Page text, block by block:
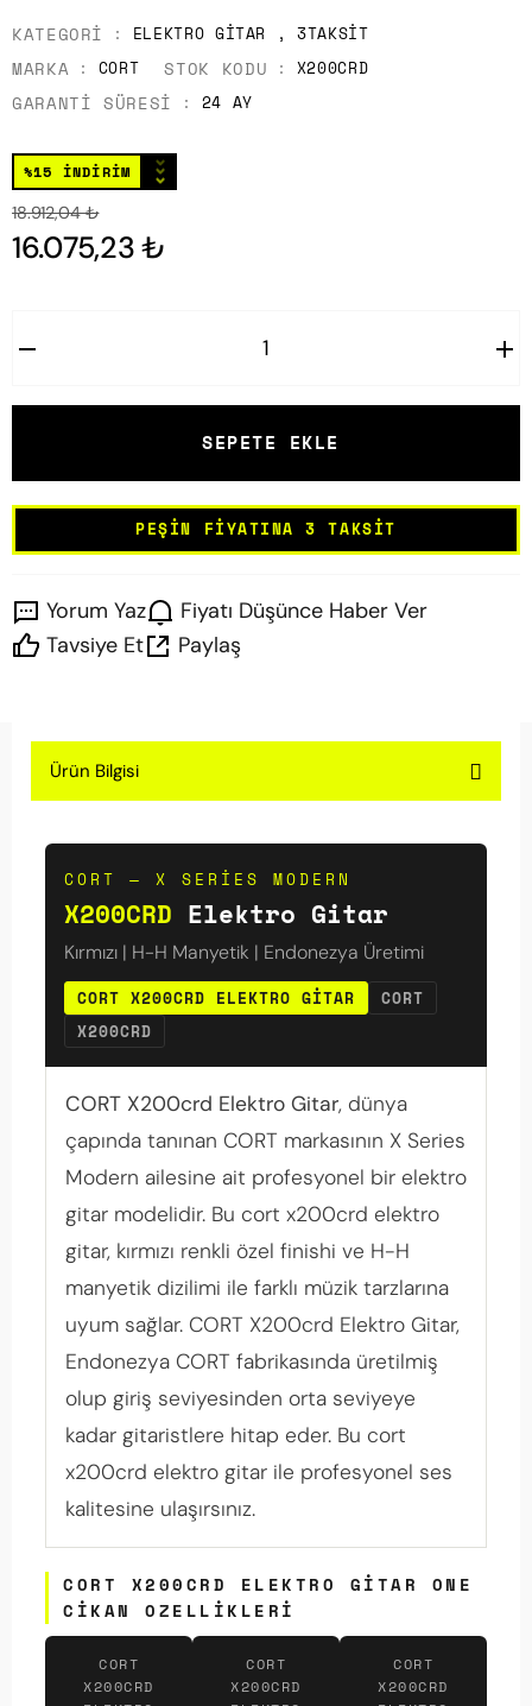
KATEGORI ELEKTRO GITAR ,3TAKSIT
MARKA CORT STOK KODU X200CRD
GARANTI SÜRESI 24 AY
%15 İNDİRİM ⌄
⌄
⌄
18.912,04 ₺
16.075,23 ₺
SEPETE EKLE
PEŞIN FIYATINA 3 TAKSIT
Yorum Yaz
Fiyatı Düşünce Haber Ver
Tavsiye Et
Paylaş
Ürün Bilgisi
CORT — X SERIES MODERN
X200CRD Elektro Gitar
Kırmızı | H-H Manyetik | Endonezya Üretimi
CORT X200CRD ELEKTRO GITAR
CORT
X200CRD
CORT X200crd Elektro Gitar, dünya
çapında tanınan CORT markasının X Series
Modern ailesine ait profesyonel bir elektro
gitar modelidir. Bu cort x200crd elektro
gitar, kırmızı renkli özel finishi ve H-H
manyetik dizilimi ile farklı müzik tarzlarına
uyum sağlar. CORT X200crd Elektro Gitar,
Endonezya CORT fabrikasında üretilmiş
olup giriş seviyesinden orta seviyeye
kadar gitaristlere hitap eder. Bu cort
x200crd elektro gitar ile profesyonel ses
kalitesine ulaşırsınız.
CORT X200CRD ELEKTRO GITAR ONE
CIKAN OZELLIKLERI
CORT
X200CRD
CORT
X200CRD
CORT
X200CRD